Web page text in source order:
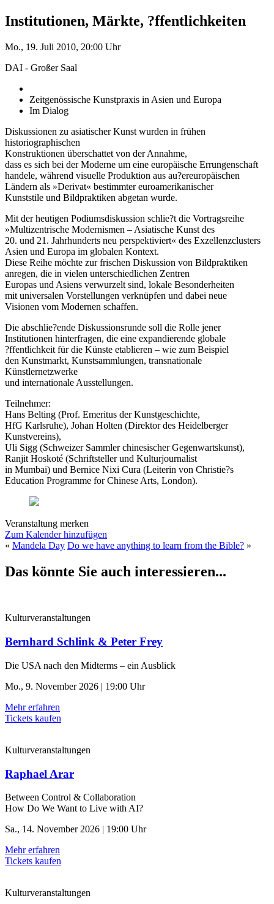
Institutionen, Märkte, ?ffentlichkeiten
Mo., 19. Juli 2010, 20:00 Uhr
DAI - Großer Saal
Zeitgenössische Kunstpraxis in Asien und Europa
Im Dialog
Diskussionen zu asiatischer Kunst wurden in frühen
historiographischen
Konstruktionen überschattet von der Annahme,
dass es sich bei der Moderne um eine europäische Errungenschaft
handele, während visuelle Produktion aus au?ereuropäischen
Ländern als »Derivat« bestimmter euroamerikanischer
Kunststile und Bildpraktiken abgetan wurde.
Mit der heutigen Podiumsdiskussion schlie?t die Vortragsreihe
»Multizentrische Modernismen – Asiatische Kunst des
20. und 21. Jahrhunderts neu perspektiviert« des Exzellenzclusters
Asien und Europa im globalen Kontext.
Diese Reihe möchte zur frischen Diskussion von Bildpraktiken
anregen, die in vielen unterschiedlichen Zentren
Europas und Asiens verwurzelt sind, lokale Besonderheiten
mit universalen Vorstellungen verknüpfen und dabei neue
Visionen vom Modernen schaffen.
Die abschlie?ende Diskussionsrunde soll die Rolle jener
Institutionen hinterfragen, die eine expandierende globale
?ffentlichkeit für die Künste etablieren – wie zum Beispiel
den Kunstmarkt, Kunstsammlungen, transnationale
Künstlernetzwerke
und internationale Ausstellungen.
Teilnehmer:
Hans Belting (Prof. Emeritus der Kunstgeschichte,
HfG Karlsruhe), Johan Holten (Direktor des Heidelberger
Kunstvereins),
Uli Sigg (Schweizer Sammler chinesischer Gegenwartskunst),
Ranjit Hoskoté (Schriftsteller und Kulturjournalist
in Mumbai) und Bernice Nixi Cura (Leiterin von Christie?s
Education Programme for Chinese Arts, London).
Veranstaltung merken
Zum Kalender hinzufügen
« Mandela Day Do we have anything to learn from the Bible? »
Das könnte Sie auch interessieren...
Kulturveranstaltungen
Bernhard Schlink & Peter Frey
Die USA nach den Midterms – ein Ausblick
Mo., 9. November 2026 | 19:00 Uhr
Mehr erfahren
Tickets kaufen
Kulturveranstaltungen
Raphael Arar
Between Control & ­Collaboration
How Do We Want to Live with AI?
Sa., 14. November 2026 | 19:00 Uhr
Mehr erfahren
Tickets kaufen
Kulturveranstaltungen